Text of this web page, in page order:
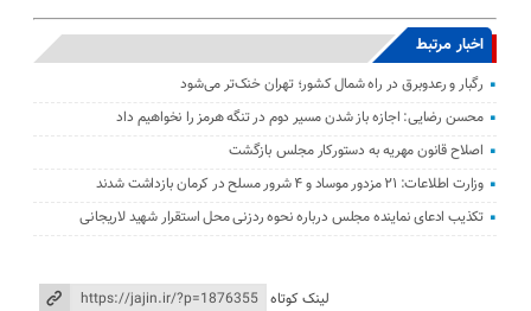
اخبار مرتبط
رگبار و رعدوبرق در راه شمال کشور؛ تهران خنک‌تر می‌شود
محسن رضایی: اجازه باز شدن مسیر دوم در تنگه هرمز را نخواهیم داد
اصلاح قانون مهریه به دستورکار مجلس بازگشت
وزارت اطلاعات: ۲۱ مزدور موساد و ۴ شرور مسلح در کرمان بازداشت شدند
تکذیب ادعای نماینده مجلس درباره نحوه ردزنی محل استقرار شهید لاریجانی
لینک کوتاه